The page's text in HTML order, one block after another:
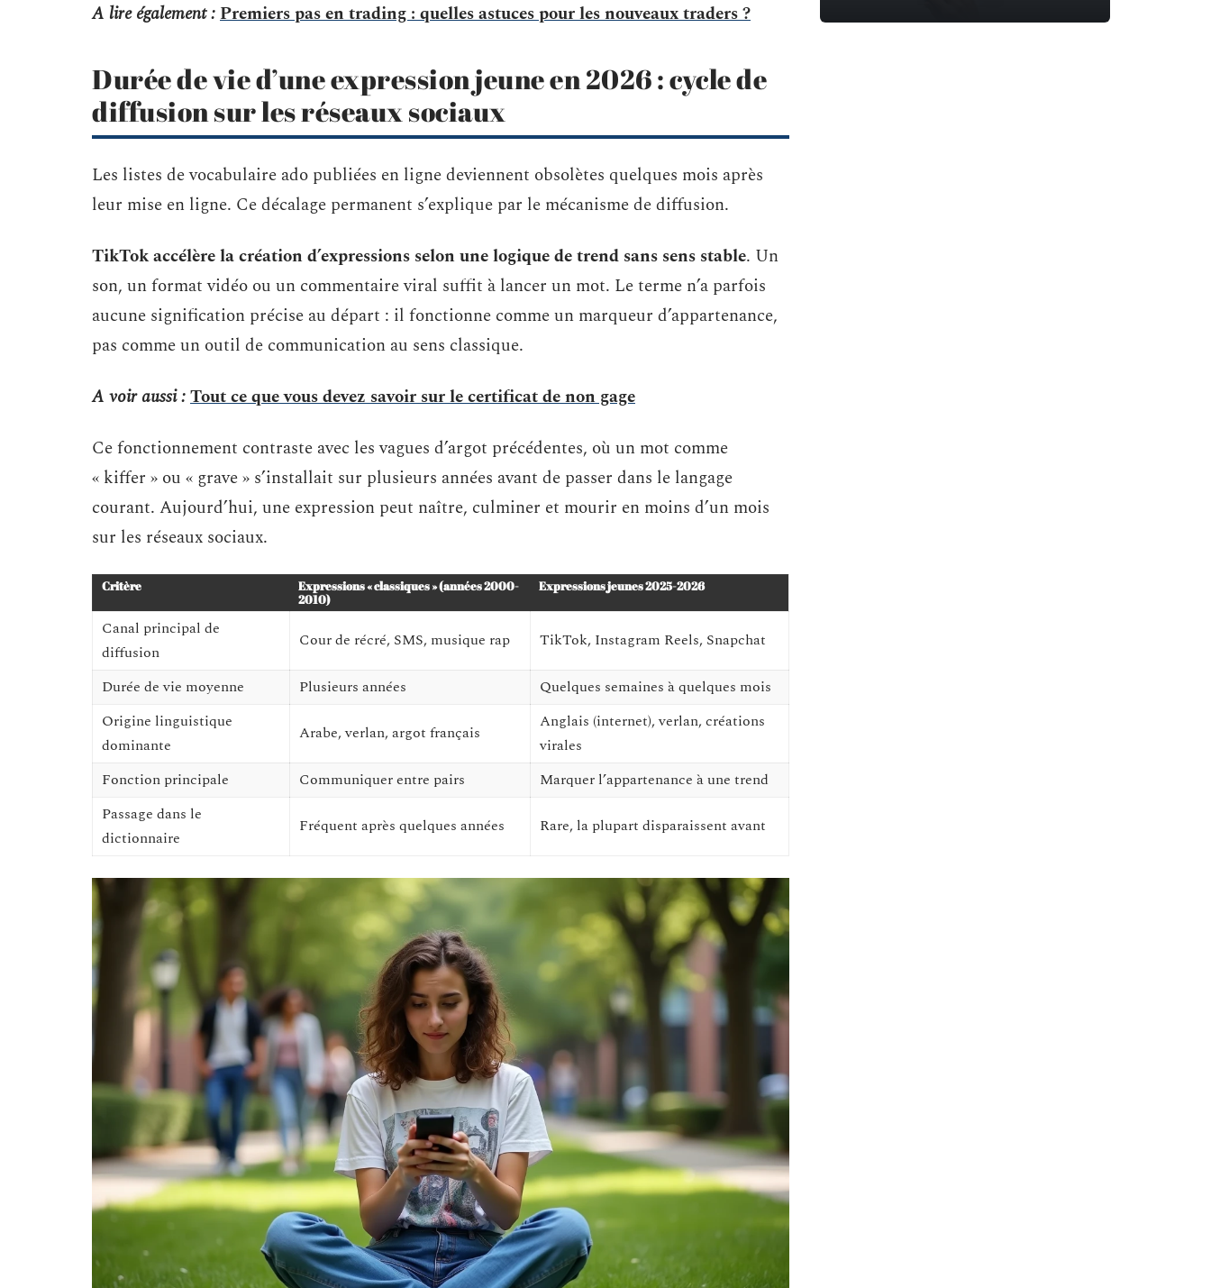
A lire également :Premiers pas en trading : quelles astuces pour les nouveaux traders ?
Durée de vie d’une expression jeune en 2026 : cycle de
diffusion sur les réseaux sociaux
Les listes de vocabulaire ado publiées en ligne deviennent obsolètes quelques mois après
leur mise en ligne. Ce décalage permanent s’explique par le mécanisme de diffusion.
TikTok accélère la création d’expressions selon une logique de trend sans sens stable. Un
son, un format vidéo ou un commentaire viral suffit à lancer un mot. Le terme n’a parfois
aucune signification précise au départ : il fonctionne comme un marqueur d’appartenance,
pas comme un outil de communication au sens classique.
A voir aussi :Tout ce que vous devez savoir sur le certificat de non gage
Ce fonctionnement contraste avec les vagues d’argot précédentes, où un mot comme
« kiffer » ou « grave » s’installait sur plusieurs années avant de passer dans le langage
courant. Aujourd’hui, une expression peut naître, culminer et mourir en moins d’un mois
sur les réseaux sociaux.
Critère
Expressions « classiques » (années 2000-
2010)
Expressions jeunes 2025-2026
Canal principal de
diffusion
Cour de récré, SMS, musique rap TikTok, Instagram Reels, Snapchat
Durée de vie moyenne Plusieurs années
Quelques semaines à quelques mois
Origine linguistique
dominante
Arabe, verlan, argot français
Anglais (internet), verlan, créations
virales
Fonction principale
Communiquer entre pairs
Marquer l’appartenance à une trend
Passage dans le
dictionnaire
Fréquent après quelques années Rare, la plupart disparaissent avant